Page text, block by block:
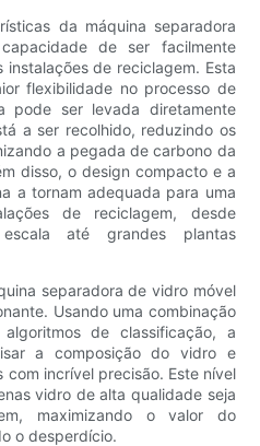
da máquina separadora
de ser facilmente
de reciclagem. Esta
flexibilidade no processo de
pode ser levada diretamente
a ser recolhido, reduzindo os
a pegada de carbono da
disso, o design compacto e a
a tornam adequada para uma
de reciclagem, desde
até grandes plantas
separadora de vidro móvel
Usando uma combinação
de classificação, a
a composição do vidro e
incrível precisão. Este nível
vidro de alta qualidade seja
maximizando o valor do
o desperdício.